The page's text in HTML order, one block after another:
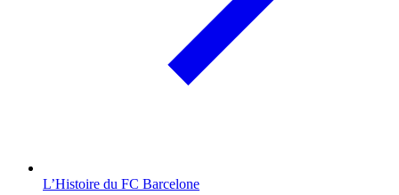
L’Histoire du FC Barcelone